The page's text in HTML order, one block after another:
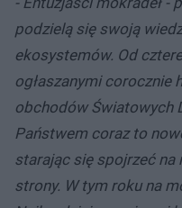
podzielą się swoją
ekosystemów. Od
ogłaszanymi corocznie
obchodów Światowych
Państwem coraz to
starając się spojrzeć na
strony. W tym roku na